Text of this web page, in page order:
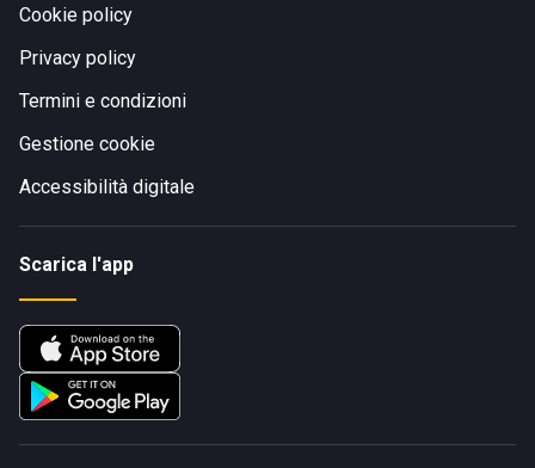
Cookie policy
Privacy policy
Termini e condizioni
Gestione cookie
Accessibilità digitale
Scarica l'app